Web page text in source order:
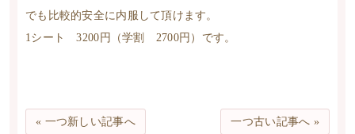
でも比較的安全に内服して頂けます。
1シート 3200円（学割 2700円）です。
« 一つ新しい記事へ 一つ古い記事へ »